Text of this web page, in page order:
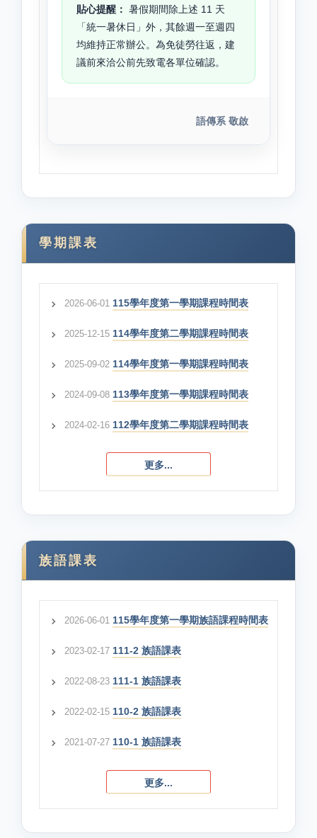
貼心提醒： 暑假期間除上述 11 天
「統一暑休日」外，其餘週一至週四
均維持正常辦公。為免徒勞往返，建
議前來洽公前先致電各單位確認。
語傳系 敬啟
學期課表
2026-06-01 115學年度第一學期課程時間表
2025-12-15 114學年度第二學期課程時間表
2025-09-02 114學年度第一學期課程時間表
2024-09-08 113學年度第一學期課程時間表
2024-02-16 112學年度第二學期課程時間表
更多...
族語課表
2026-06-01 115學年度第一學期族語課程時間表
2023-02-17 111-2 族語課表
2022-08-23 111-1 族語課表
2022-02-15 110-2 族語課表
2021-07-27 110-1 族語課表
更多...